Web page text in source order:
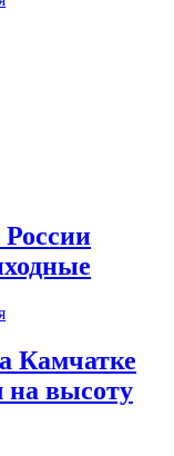
Камчатке
на высоту